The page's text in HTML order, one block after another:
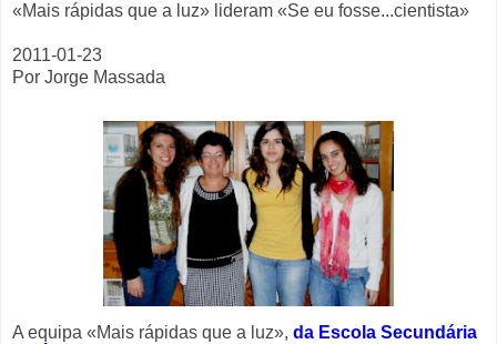
«Mais rápidas que a luz» lideram «Se eu fosse...cientista»
2011-01-23
Por Jorge Massada
A equipa «Mais rápidas que a luz», da Escola Secundária